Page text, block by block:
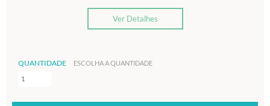
Ver Detalhes
QUANTIDADE ESCOLHA A QUANTIDADE